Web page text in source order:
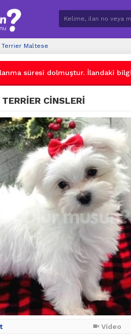
Terrier Maltese
süresi dolmuştur. İlandaki
CİNSLERİ
Video